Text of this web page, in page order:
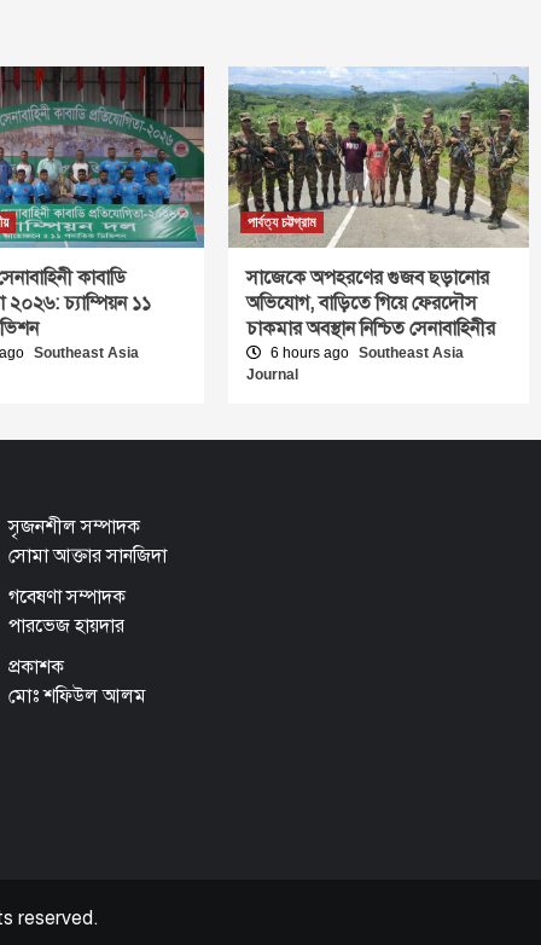
কাবাডি
২০২৬: চ্যাম্পিয়ন ১১
Southeast Asia
পার্বত্য চট্টগ্রাম
সাজেকে অপহরণের গুজব ছড়ানোর
অভিযোগ, বাড়িতে গিয়ে ফেরদৌস
চাকমার অবস্থান নিশ্চিত সেনাবাহিনীর
6 hours ago Southeast Asia
Journal
সৃজনশীল সম্পাদক
সোমা আক্তার সানজিদা
গবেষণা সম্পাদক
পারভেজ হায়দার
প্রকাশক
মোঃ শফিউল আলম
reserved.